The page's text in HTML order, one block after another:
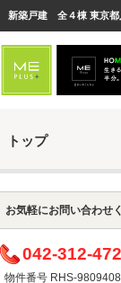
新築戸建 全４棟 東京都
トップ
お気軽にお問い合わせ
042-312-
物件番号 RHS-